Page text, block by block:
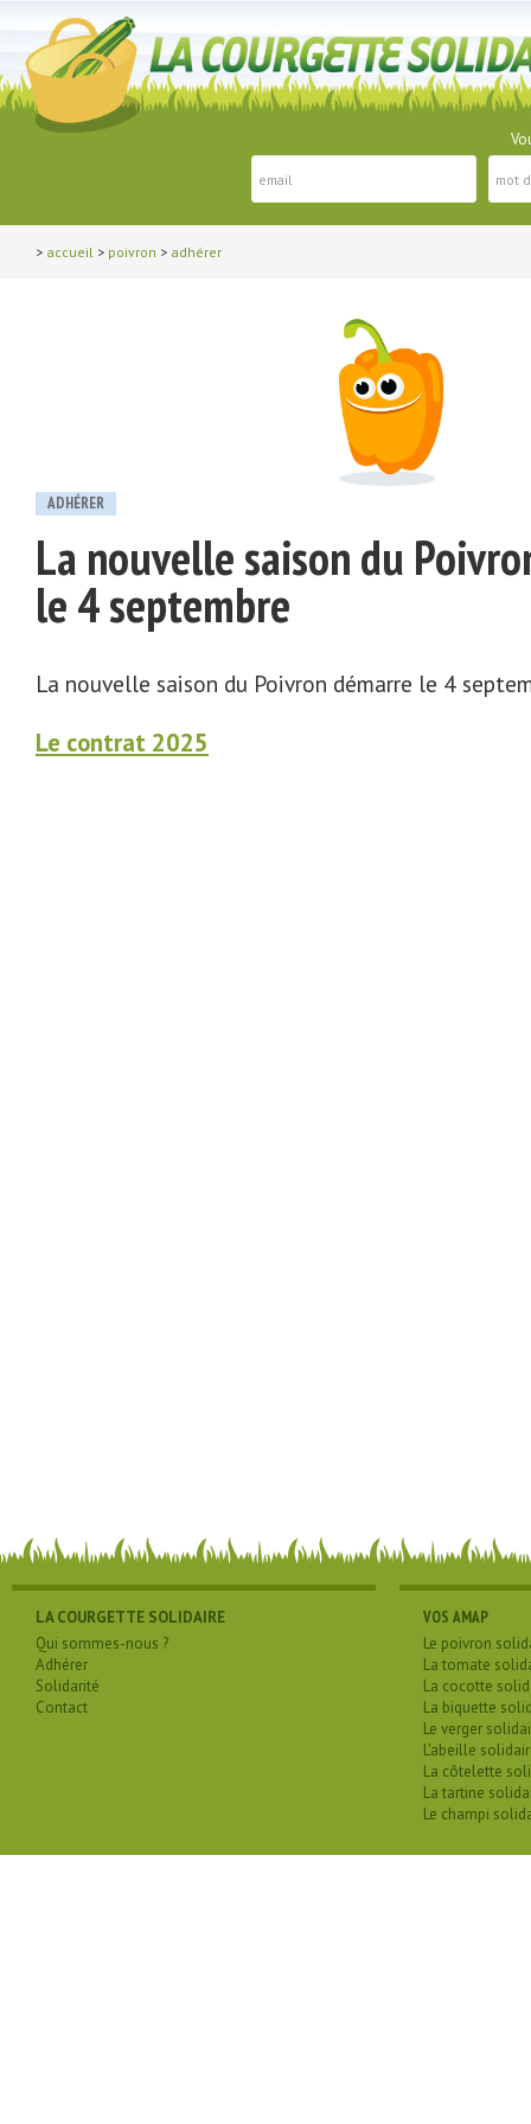
> accueil > poivron > adhérer
ADHÉRER
La nouvelle saison du
le 4 septembre
La nouvelle saison du Poivron démarre le 4
Le contrat 2025
LA COURGETTE SOLIDAIRE
Qui sommes-nous ?
Adhérer
Solidarité
Contact
VOS AMAP
Le poivron
La tomate
La cocotte
La biquette
Le verger
L'abeille
La côtelette
La tartine
Le champi